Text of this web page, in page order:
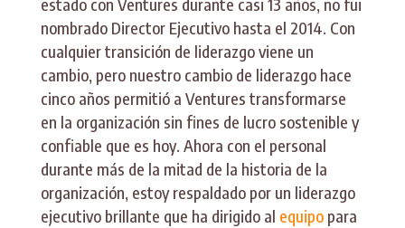
estado con Ventures durante casi 13 años, no fui
nombrado Director Ejecutivo hasta el 2014. Con
cualquier transición de liderazgo viene un
cambio, pero nuestro cambio de liderazgo hace
cinco años permitió a Ventures transformarse
en la organización sin fines de lucro sostenible y
confiable que es hoy. Ahora con el personal
durante más de la mitad de la historia de la
organización, estoy respaldado por un liderazgo
ejecutivo brillante que ha dirigido al equipopara